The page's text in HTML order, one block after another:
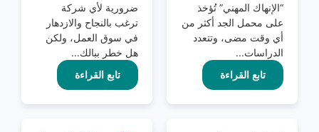
“الإنهاك المهني” تُؤخذ
على محمل الجد أكثر من
أي وقت مضى، وتتعدد
الدراسات...
تابع القراءة
ضرورية لأي شركة
ترغب بالنجاح والازدهار
في سوق العمل، ولكن
هل خطر ببالك...
تابع القراءة